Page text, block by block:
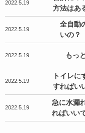
2022.5.19
方法はあ
2022.5.19
全自動
いの？
2022.5.19 もっ
2022.5.19
トイレに
すればい
2022.5.19
急に水漏
ればいい